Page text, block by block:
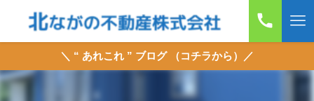
＼ “ あれこれ ” ブログ （コチラから）／